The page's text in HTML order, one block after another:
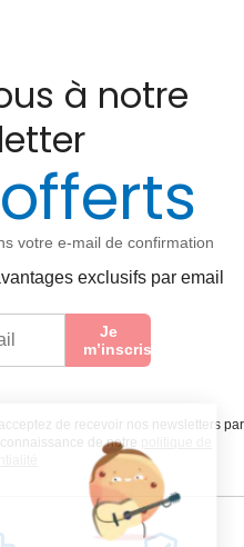
à notre
votre e-mail de confirmation
exclusifs par email
Je
m’inscris
de recevoir nos newsletters par
de notre